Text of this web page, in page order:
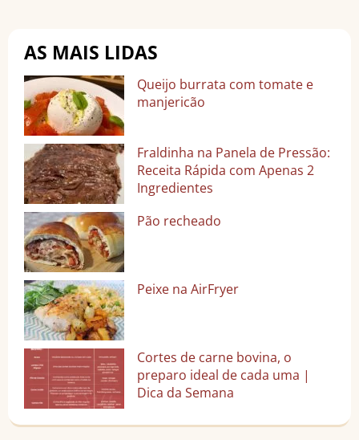
AS MAIS LIDAS
Queijo burrata com tomate e
manjericão
Fraldinha na Panela de Pressão:
Receita Rápida com Apenas 2
Ingredientes
Pão recheado
Peixe na AirFryer
Cortes de carne bovina, o
preparo ideal de cada uma |
Dica da Semana